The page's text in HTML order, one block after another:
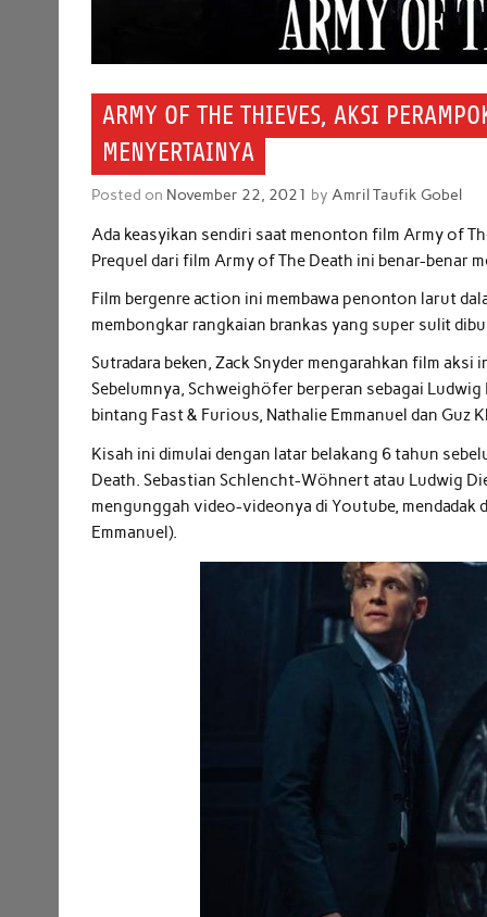
ARMY OF THE THIEVES, AKSI
MENYERTAINYA
Posted on November 22, 2021 byAmril Taufik Gobel
Ada keasyikan sendiri saat menonton film Army of
Prequel dari film Army of The Death ini benar-benar
Film bergenre action ini membawa penonton larut
membongkar rangkaian brankas yang super sulit
Sutradara beken, Zack Snyder mengarahkan film
Sebelumnya, Schweighöfer berperan sebagai
bintang Fast & Furious, Nathalie Emmanuel dan Guz
Kisah ini dimulai dengan latar belakang 6 tahun
Death. Sebastian Schlencht-Wöhnert atau Ludwig
mengunggah video-videonya di Youtube,
Emmanuel).